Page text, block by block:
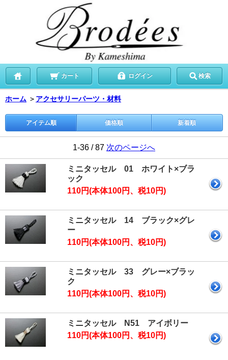
カート ログイン 検索
ホーム ＞ アクセサリーパーツ・材料
アイテム順 価格順 新着順
1-36 / 87 次のページへ
ミニタッセル 01 ホワイト×ブラ
ック
110円(本体100円、税10円)
ミニタッセル 14 ブラック×グレ
ー
110円(本体100円、税10円)
ミニタッセル 33 グレー×ブラッ
ク
110円(本体100円、税10円)
ミニタッセル N51 アイボリー
110円(本体100円、税10円)